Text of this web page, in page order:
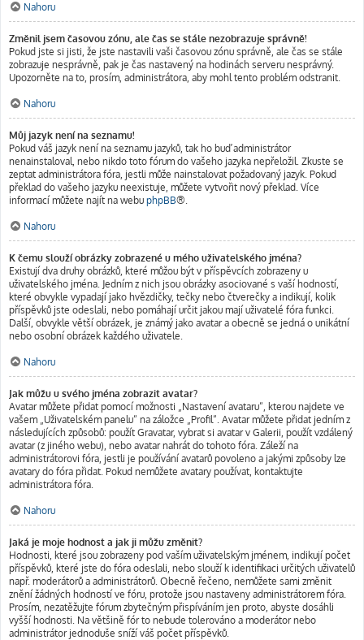
Nahoru
Změnil jsem časovou zónu, ale čas se stále nezobrazuje správně!
Pokud jste si jisti, že jste nastavili vaši časovou zónu správně, ale čas se stále
zobrazuje nesprávně, pak je čas nastavený na hodinách serveru nesprávný.
Upozorněte na to, prosím, administrátora, aby mohl tento problém odstranit.
Nahoru
Můj jazyk není na seznamu!
Pokud váš jazyk není na seznamu jazyků, tak ho buď administrátor
nenainstaloval, nebo nikdo toto fórum do vašeho jazyka nepřeložil. Zkuste se
zeptat administrátora fóra, jestli může nainstalovat požadovaný jazyk. Pokud
překlad do vašeho jazyku neexistuje, můžete vytvořit nový překlad. Více
informací můžete najít na webu phpBB®.
Nahoru
K čemu slouží obrázky zobrazené u mého uživatelského jména?
Existují dva druhy obrázků, které můžou být v příspěvcích zobrazeny u
uživatelského jména. Jedním z nich jsou obrázky asociované s vaší hodností,
které obvykle vypadají jako hvězdičky, tečky nebo čtverečky a indikují, kolik
příspěvků jste odeslali, nebo pomáhají určit jakou mají uživatelé fóra funkci.
Další, obvykle větší obrázek, je známý jako avatar a obecně se jedná o unikátní
nebo osobní obrázek každého uživatele.
Nahoru
Jak můžu u svého jména zobrazit avatar?
Avatar můžete přidat pomocí možnosti „Nastavení avataru“, kterou najdete ve
vašem „Uživatelském panelu“ na záložce „Profil“. Avatar můžete přidat jedním z
následujících způsobů: použít Gravatar, vybrat si avatar v Galerii, použít vzdálený
avatar (z jiného webu), nebo avatar nahrát do tohoto fóra. Záleží na
administrátorovi fóra, jestli je používání avatarů povoleno a jakými způsoby lze
avatary do fóra přidat. Pokud nemůžete avatary používat, kontaktujte
administrátora fóra.
Nahoru
Jaká je moje hodnost a jak ji můžu změnit?
Hodnosti, které jsou zobrazeny pod vaším uživatelským jménem, indikují počet
příspěvků, které jste do fóra odeslali, nebo slouží k identifikaci určitých uživatelů
např. moderátorů a administrátorů. Obecně řečeno, nemůžete sami změnit
znění žádných hodností ve fóru, protože jsou nastaveny administrátorem fóra.
Prosím, nezatěžujte fórum zbytečným přispíváním jen proto, abyste dosáhli
vyšší hodnosti. Na většině fór to nebude tolerováno a moderátor nebo
administrátor jednoduše sníží váš počet příspěvků.